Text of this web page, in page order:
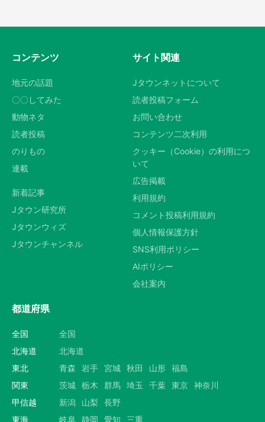
選択する
コンテンツ
地元の話題
〇〇してみた
動物ネタ
読者投稿
のりもの
連載
新着記事
Jタウン研究所
Jタウンウィズ
Jタウンチャンネル
サイト関連
Jタウンネットについて
読者投稿フォーム
お問い合わせ
コンテンツ二次利用
クッキー（Cookie）の利用につ
いて
広告掲載
利用規約
コメント投稿利用規約
個人情報保護方針
SNS利用ポリシー
AIポリシー
会社案内
都道府県
全国
全国
北海道
北海道
東北
青森 岩手 宮城 秋田 山形 福島
関東
茨城 栃木 群馬 埼玉 千葉 東京 神奈川
甲信越
新潟 山梨
長野
東海
岐阜 静岡 愛知 三重